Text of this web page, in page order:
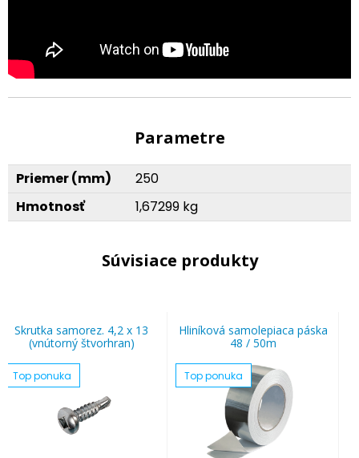
Parametre
Priemer (mm)
250
Hmotnosť
1,67299 kg
Súvisiace produkty
Skrutka samorez. 4,2 x 13
(vnútorný štvorhran)
Top ponuka
Hliníková samolepiaca páska
48 / 50m
Top ponuka